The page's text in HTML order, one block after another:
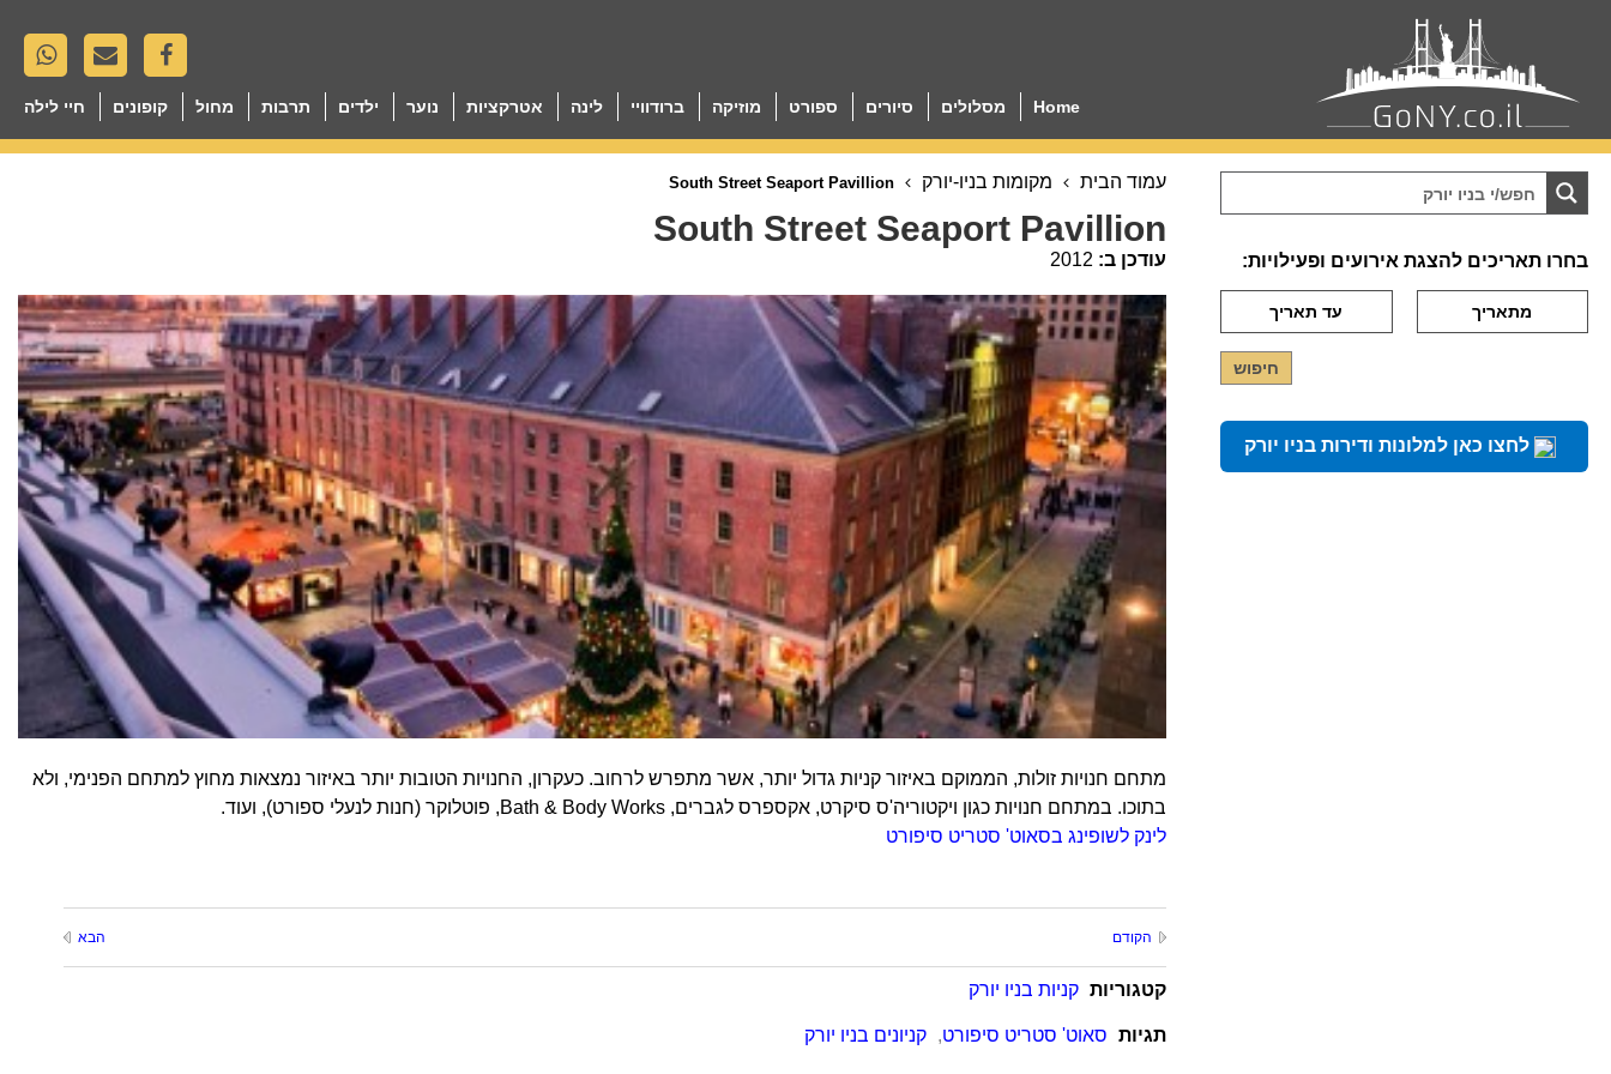
Home מסלולים סיורים ספורט מוזיקה ברודוויי לינה אטרקציות נוער ילדים תרבות מחול קופונים חיי לילה
עמוד הבית מקומות בניו-יורק
South Street Seaport Pavillion
עודכן ב: 2012
מתחם חנויות זולות, הממוקם באיזור קניות גדול יותר, אשר מתפרש לרחוב. כעקרון, החנויות הטובות יותר באיזור נמצאות מחוץ למתחם הפנימי, ולא
בתוכו. במתחם חנויות כגון ויקטוריה'ס סיקרט, אקספרס לגברים, Bath & Body Works, פוטלוקר (חנות לנעלי ספורט), ועוד.
לינק לשופינג בסאוט' סטריט סיפורט
הקודם הבא
קטגוריות קניות בניו יורק
תגיות סאוט' סטריט סיפורט, קניונים בניו יורק
בחרו תאריכים להצגת אירועים ופעילויות:
לחצו כאן למלונות ודירות בניו יורק